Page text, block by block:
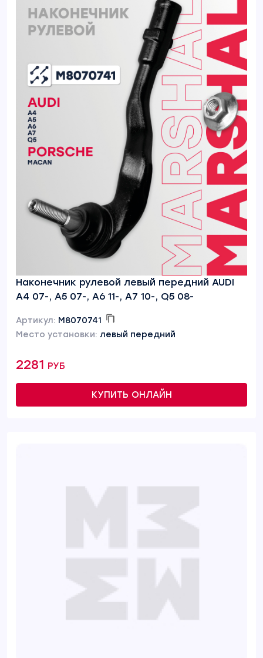
Наконечник рулевой левый передний AUDI
A4 07-, A5 07-, A6 11-, A7 10-, Q5 08-
Артикул: M8070741
Место установки: левый передний
2281 руб
КУПИТЬ ОНЛАЙН